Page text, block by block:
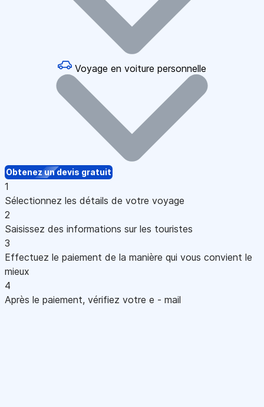
Voyage en voiture personnelle
Obtenez un devis gratuit
1
Sélectionnez les détails de votre voyage
2
Saisissez des informations sur les touristes
3
Effectuez le paiement de la manière qui vous convient le
mieux
4
Après le paiement, vérifiez votre e - mail